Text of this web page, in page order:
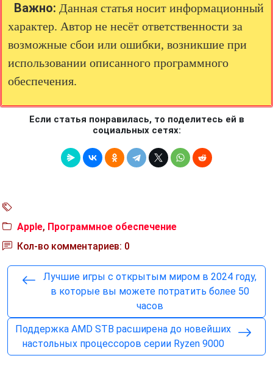
Важно: Данная статья носит информационный
характер. Автор не несёт ответственности за
возможные сбои или ошибки, возникшие при
использовании описанного программного
обеспечения.
Если статья понравилась, то поделитесь ей в
социальных сетях:
Apple, Программное обеспечение
Кол-во комментариев: 0
Лучшие игры с открытым миром в 2024 году,
в которые вы можете потратить более 50
часов
Поддержка AMD STB расширена до новейших
настольных процессоров серии Ryzen 9000